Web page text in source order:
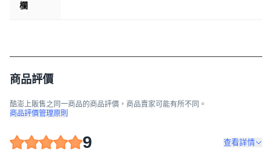
欄
商品評價
酷澎上販售之同一商品的商品評價，商品賣家可能有所不同。
商品評價管理原則
9 查看詳情